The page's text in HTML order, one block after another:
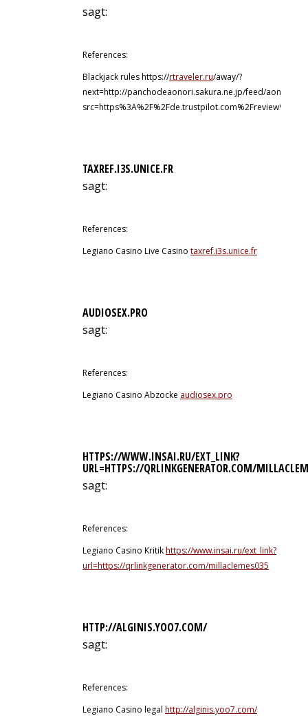
sagt:
References:
Blackjack rules https://rtraveler.ru/away/?
next=http://panchodeaonori.sakura.ne.jp/feed/aonori/
TAXREF.I3S.UNICE.FR
sagt:
References:
Legiano Casino Live Casino taxref.i3s.unice.fr
AUDIOSEX.PRO
sagt:
References:
Legiano Casino Abzocke audiosex.pro
HTTPS://WWW.INSAI.RU/EXT_LINK?
URL=HTTPS://QRLINKGENERATOR.COM/
sagt:
References:
Legiano Casino Kritikhttps://www.insai.ru/ext_link?
url=https://qrlinkgenerator.com/millaclemes035
HTTP://ALGINIS.YOO7.COM/
sagt:
References:
Legiano Casino legal http://alginis.yoo7.com/